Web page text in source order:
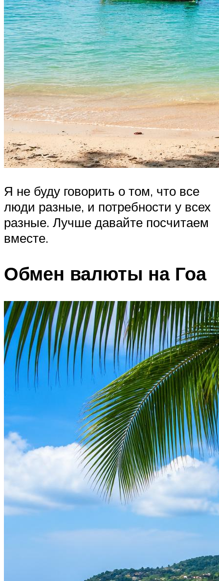
Я не буду говорить о том, что все
люди разные, и потребности у всех
разные. Лучше давайте посчитаем
вместе.
Обмен валюты на Гоа